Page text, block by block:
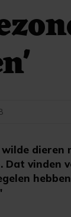
wilde
Dat